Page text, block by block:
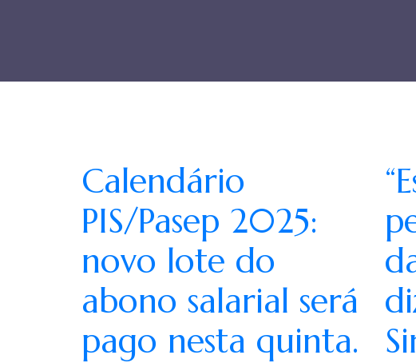
Calendário
PIS/Pasep 2025:
novo lote do
abono salarial será
pago nesta quinta.